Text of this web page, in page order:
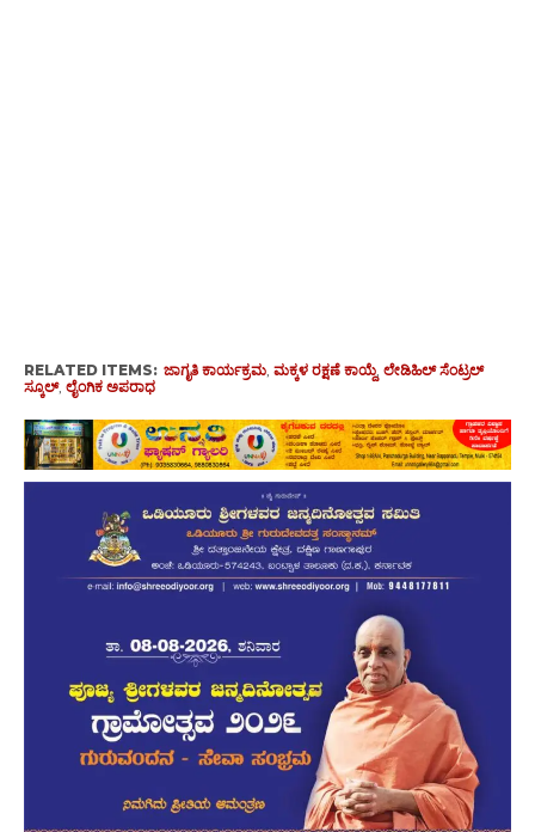
RELATED ITEMS: ಜಾಗೃತಿ ಕಾರ್ಯಕ್ರಮ, ಮಕ್ಕಳ ರಕ್ಷಣೆ ಕಾಯ್ದೆ, ಲೇಡಿಹಿಲ್ ಸೆಂಟ್ರಲ್
ಸ್ಕೂಲ್, ಲೈಂಗಿಕ ಅಪರಾಧ